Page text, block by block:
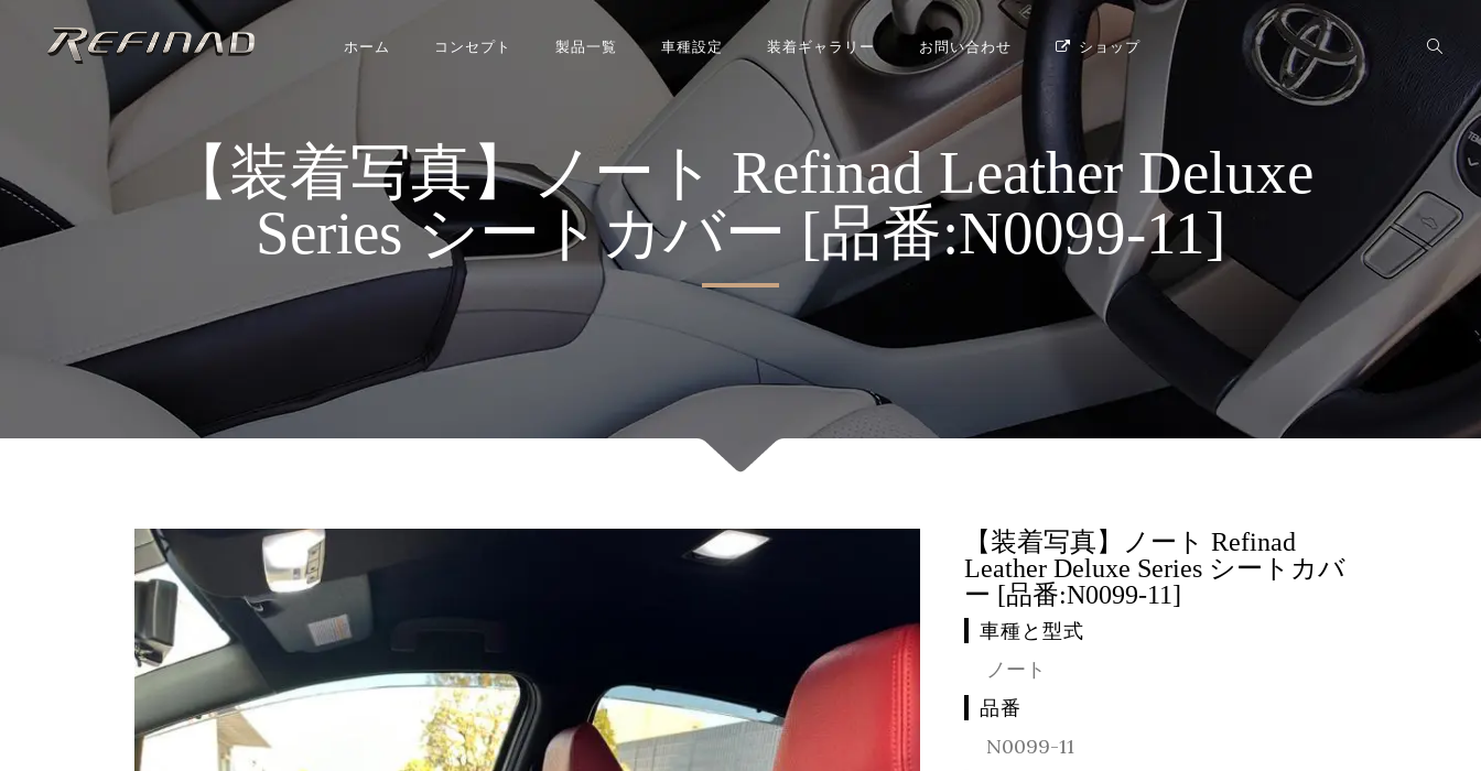
ホーム コンセプト 製品一覧 車種設定 装着ギャラリー お問い合わせ ショップ
【装着写真】ノート Refinad Leather Deluxe
Series シートカバー [品番:N0099-11]
【装着写真】ノート Refinad
Leather Deluxe Series シートカバ
ー [品番:N0099-11]
車種と型式
ノート
品番
N0099-11